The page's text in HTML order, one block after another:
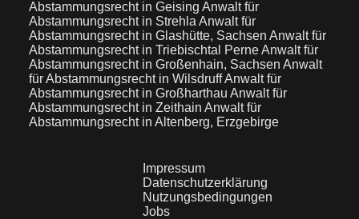
Abstammungsrecht in Geising Anwalt für
Abstammungsrecht in Strehla Anwalt für
Abstammungsrecht in Glashütte, Sachsen Anwalt für
Abstammungsrecht in Triebischtal PerneAnwalt für
Abstammungsrecht in Großenhain, Sachsen Anwalt
für Abstammungsrecht in WilsdruffAnwalt für
Abstammungsrecht in Großharthau Anwalt für
Abstammungsrecht in Zeithain Anwalt für
Abstammungsrecht in Altenberg, Erzgebirge
Impressum
Datenschutzerklärung
Nutzungsbedingungen
Jobs